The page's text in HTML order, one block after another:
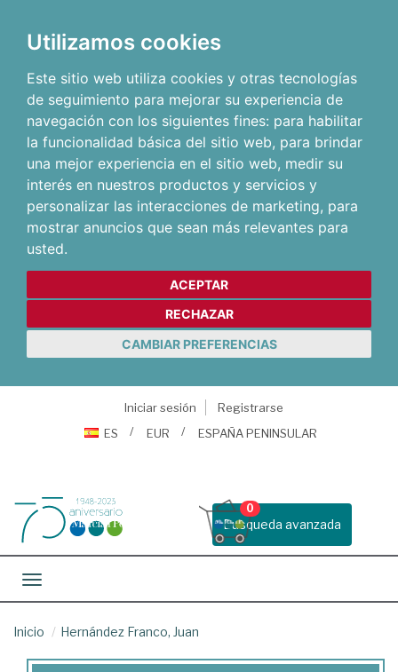
Utilizamos cookies
Este sitio web utiliza cookies y otras tecnologías
de seguimiento para mejorar su experiencia de
navegación con los siguientes fines: para habilitar
la funcionalidad básica del sitio web, para brindar
una mejor experiencia en el sitio web, medir su
interés en nuestros productos y servicios y
personalizar las interacciones de marketing, para
mostrar anuncios que sean más relevantes para
usted.
ACEPTAR
RECHAZAR
CAMBIAR PREFERENCIAS
Iniciar sesión
Registrarse
ES
EUR ESPAÑA PENINSULAR
Busqueda avanzada
0
Toggle navigation
Inicio Hernández Franco, Juan